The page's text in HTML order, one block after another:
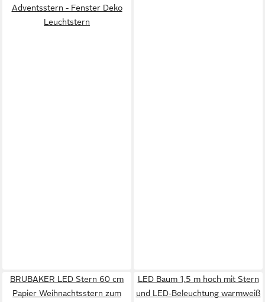
Adventsstern - Fenster Deko
Leuchtstern
BRUBAKER LED Stern 60 cm
Papier Weihnachtsstern zum
LED Baum 1,5 m hoch mit Stern
und LED-Beleuchtung warmweiß